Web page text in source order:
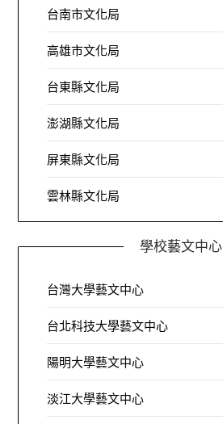
台南市文化局
高雄市文化局
台東縣文化局
澎湖縣文化局
屏東縣文化局
雲林縣文化局
學校藝文中心
台灣大學藝文中心
台北科技大學藝文中心
陽明大學藝文中心
淡江大學藝文中心